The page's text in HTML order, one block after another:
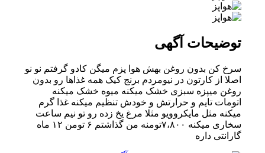
توضیحات آگهی
سرخ کن بدون روغن بهش هوا پزم میگن کادو گرفتم نو نو
اصلا از کارتون در نیومردم برنج کیک همه غذاها رو بدون
روغن میپزه سبزی خشک میکنه میوه خشک میکنه
اتومات تایم و حرارتش و خودش تنظیم میکنه غذا گرم
میکنه مثل مایکروویو مثلا مرغ یخ زده رو تو نیم ساعت
سخاری میکنه ۷،۸۰۰تومنه من گذاشتم ۶ تومن ۱۲ ماه
گارانتی داره